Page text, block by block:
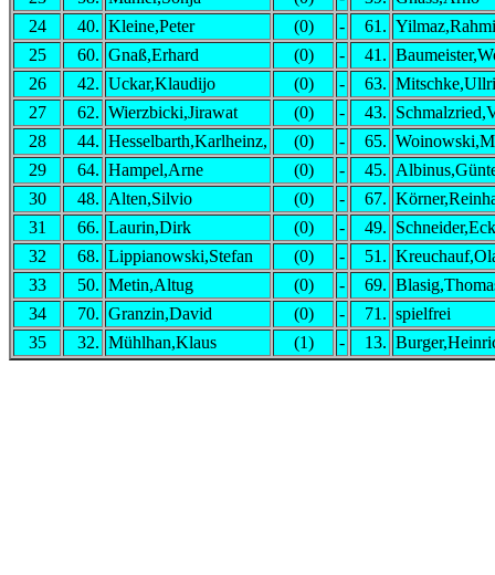
24
40. Kleine,Peter (0) - 61. Yilmaz,Rahmi
25
60. Gnaß,Erhard (0) - 41.
26
42. Uckar,Klaudijo (0) - 63.
27
62. Wierzbicki,Jirawat (0) - 43.
28
44. Hesselbarth,Karlheinz, (0) - 65.
29
64. Hampel,Arne (0) - 45.
30
48. Alten,Silvio (0) - 67.
31
66. Laurin,Dirk (0) - 49.
32
68. Lippianowski,Stefan (0) - 51.
33
50. Metin,Altug (0) - 69.
34
70. Granzin,David (0) - 71. spielfrei
35
32. Mühlhan,Klaus (1) - 13.